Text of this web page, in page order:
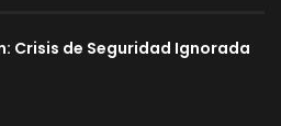
Crisis de Seguridad Ignorada